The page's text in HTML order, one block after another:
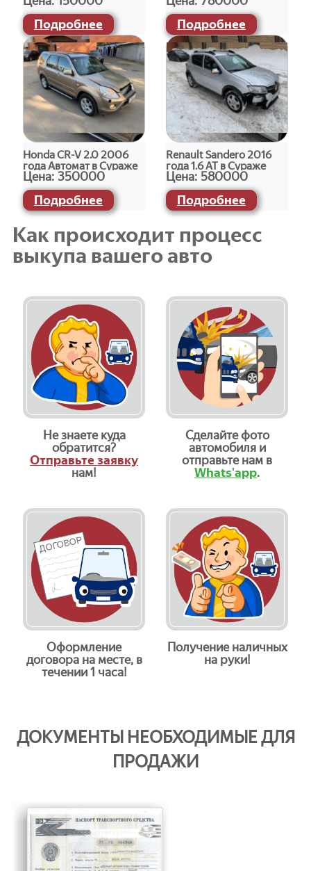
Подробнее
Подробнее
Honda СR-V 2.0 2006
года Автомат в Сураже
Цена: 350000
Подробнее
Renault Sandero 2016
года 1.6 АТ в Сураже
Цена: 580000
Подробнее
Как происходит процесс
выкупа вашего авто
Не знаете куда
обратится?
Отправьте заявку
нам!
Сделайте фото
автомобиля и
отправьте нам в
Whats'app.
Оформление
договора на месте, в
течении 1 часа!
Получение наличных
на руки!
ДОКУМЕНТЫ НЕОБХОДИМЫЕ ДЛЯ
ПРОДАЖИ